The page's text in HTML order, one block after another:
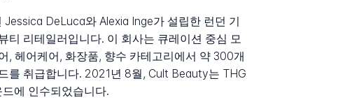
DeLuca와 Alexia Inge가 설립한 런던 기
티 리테일러입니다. 이 회사는 큐레이션 중심 모
, 헤어케어, 화장품, 향수 카테고리에서 약 300개
를 취급합니다. 2021년 8월, Cult Beauty는 THG
에 인수되었습니다.